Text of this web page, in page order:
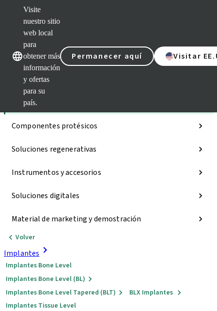
Visite
nuestro sitio
web local
para
obtener más
información
y ofertas
para su
país.
Permanecer aquí Visitar
Categorías
Implantes
Componentes protésicos
Soluciones regenerativas
Instrumentos y accesorios
Soluciones digitales
Material de marketing y demostración
Volver
Implantes
Implantes Bone Level
Implantes Bone Level (BL)
Implantes Bone Level Tapered (BLT)
BLX Implantes
Implantes Tissue Level